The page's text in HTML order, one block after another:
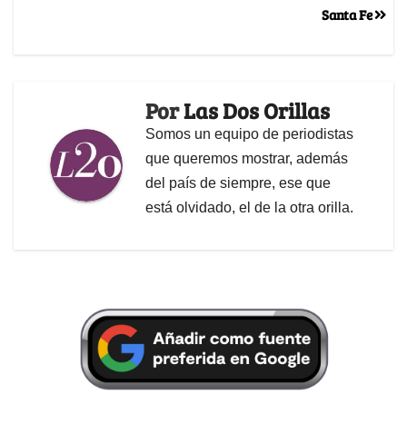
Santa Fe
PorLas Dos Orillas
Somos un equipo de periodistas
que queremos mostrar, además
del país de siempre, ese que
está olvidado, el de la otra orilla.